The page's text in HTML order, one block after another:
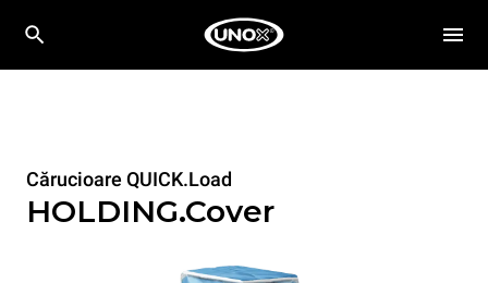
Cărucioare QUICK.Load
HOLDING.Cover